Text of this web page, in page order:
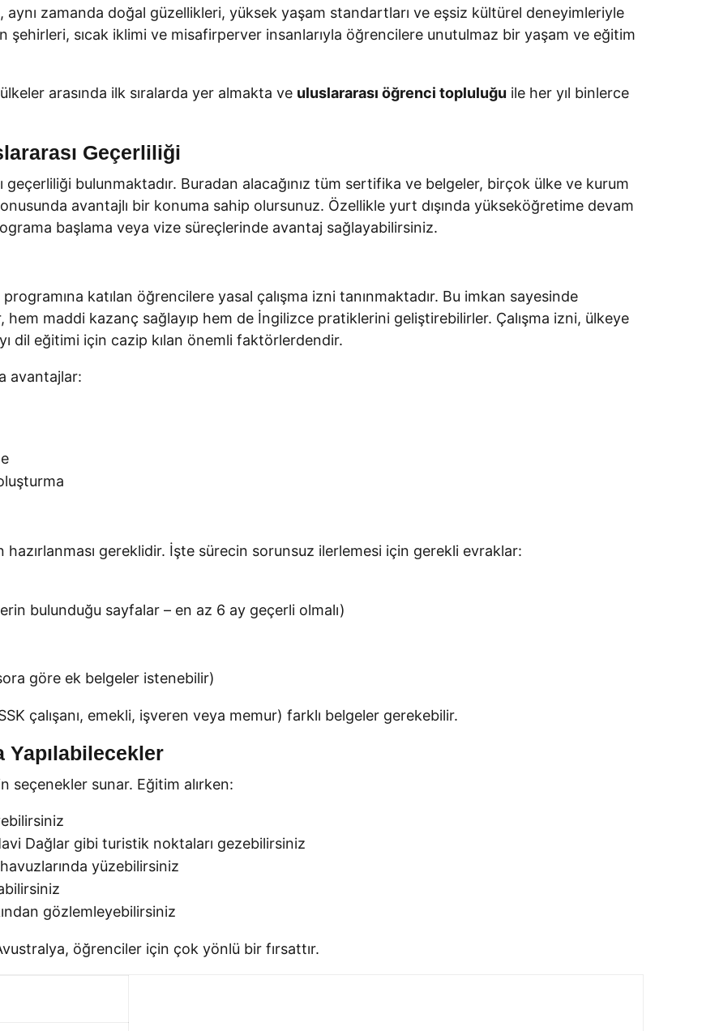
zamanda doğal güzellikleri, yüksek yaşam standartları ve eşsiz kültürel deneyimleriyle
sıcak iklimi ve misafirperver insanlarıyla öğrencilere unutulmaz bir yaşam ve eğitim
arasında ilk sıralarda yer almakta ve uluslararası öğrenci topluluğu ile her yıl binlerce
Geçerliliği
geçerliliği bulunmaktadır. Buradan alacağınız tüm sertifika ve belgeler, birçok ülke ve kurum
avantajlı bir konuma sahip olursunuz. Özellikle yurt dışında yükseköğretime devam
başlama veya vize süreçlerinde avantaj sağlayabilirsiniz.
katılan öğrencilere yasal çalışma izni tanınmaktadır. Bu imkan sayesinde
hem maddi kazanç sağlayıp hem de İngilizce pratiklerini geliştirebilirler. Çalışma izni, ülkeye
dil eğitimi için cazip kılan önemli faktörlerdendir.
avantajlar:
hazırlanması gereklidir. İşte sürecin sorunsuz ilerlemesi için gerekli evraklar:
bulunduğu sayfalar – en az 6 ay geçerli olmalı)
göre ek belgeler istenebilir)
çalışanı, emekli, işveren veya memur) farklı belgeler gerekebilir.
Yapılabilecekler
seçenekler sunar. Eğitim alırken:
Dağlar gibi turistik noktaları gezebilirsiniz
yüzebilirsiniz
gözlemleyebilirsiniz
öğrenciler için çok yönlü bir fırsattır.